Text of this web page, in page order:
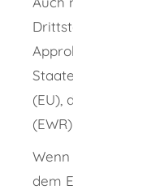
Drittstaat können
Approbation
Staaten, die nicht
(EU), dem
(EWR) oder der
Wenn Ihre
dem EWR oder